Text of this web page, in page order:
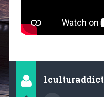
1culturaddict